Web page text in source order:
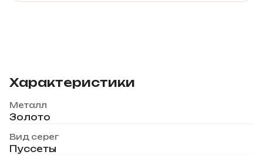
Характеристики
Металл
Золото
Вид серег
Пуссеты